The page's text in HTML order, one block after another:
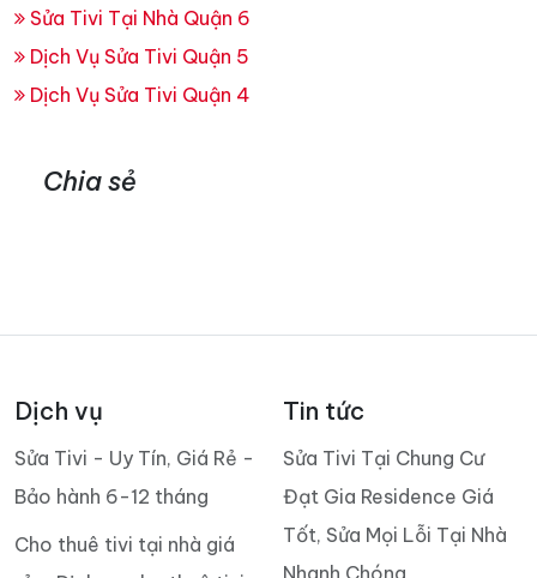
Sửa Tivi Tại Nhà Quận 6
Dịch Vụ Sửa Tivi Quận 5
Dịch Vụ Sửa Tivi Quận 4
Chia sẻ
Dịch vụ
Sửa Tivi - Uy Tín, Giá Rẻ -
Bảo hành 6-12 tháng
Cho thuê tivi tại nhà giá
Tin tức
Sửa Tivi Tại Chung Cư
Đạt Gia Residence Giá
Tốt, Sửa Mọi Lỗi Tại Nhà
Nhanh Chóng